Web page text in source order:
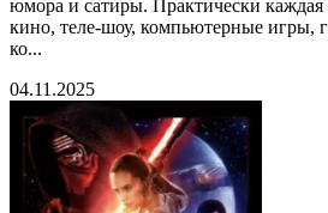
юмора и сатиры. Практически каждая
кино, теле-шоу, компьютерные игры,
ко...
04.11.2025